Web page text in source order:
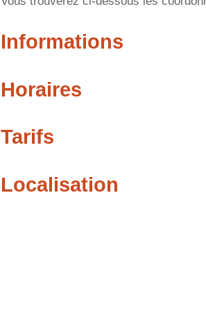
Informations
Horaires
Tarifs
Localisation